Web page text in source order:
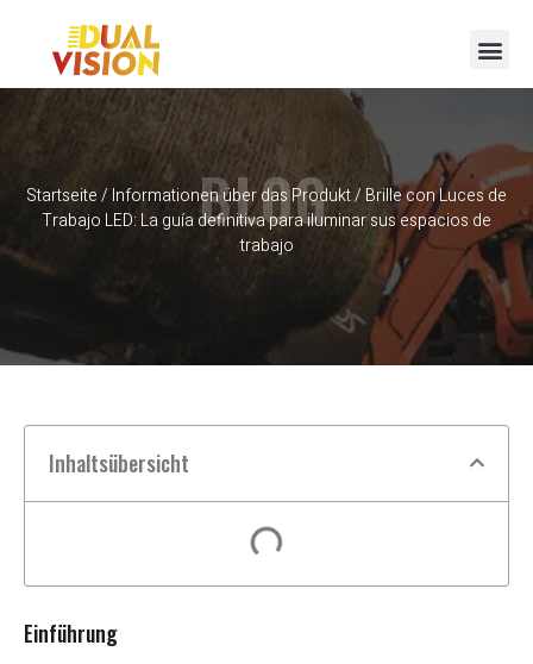
Startseite/ Informationen über das Produkt/ Brille con Luces de
Trabajo LED: La guía definitiva para iluminar sus espacios de
trabajo
BLOG
Inhaltsübersicht
Einführung